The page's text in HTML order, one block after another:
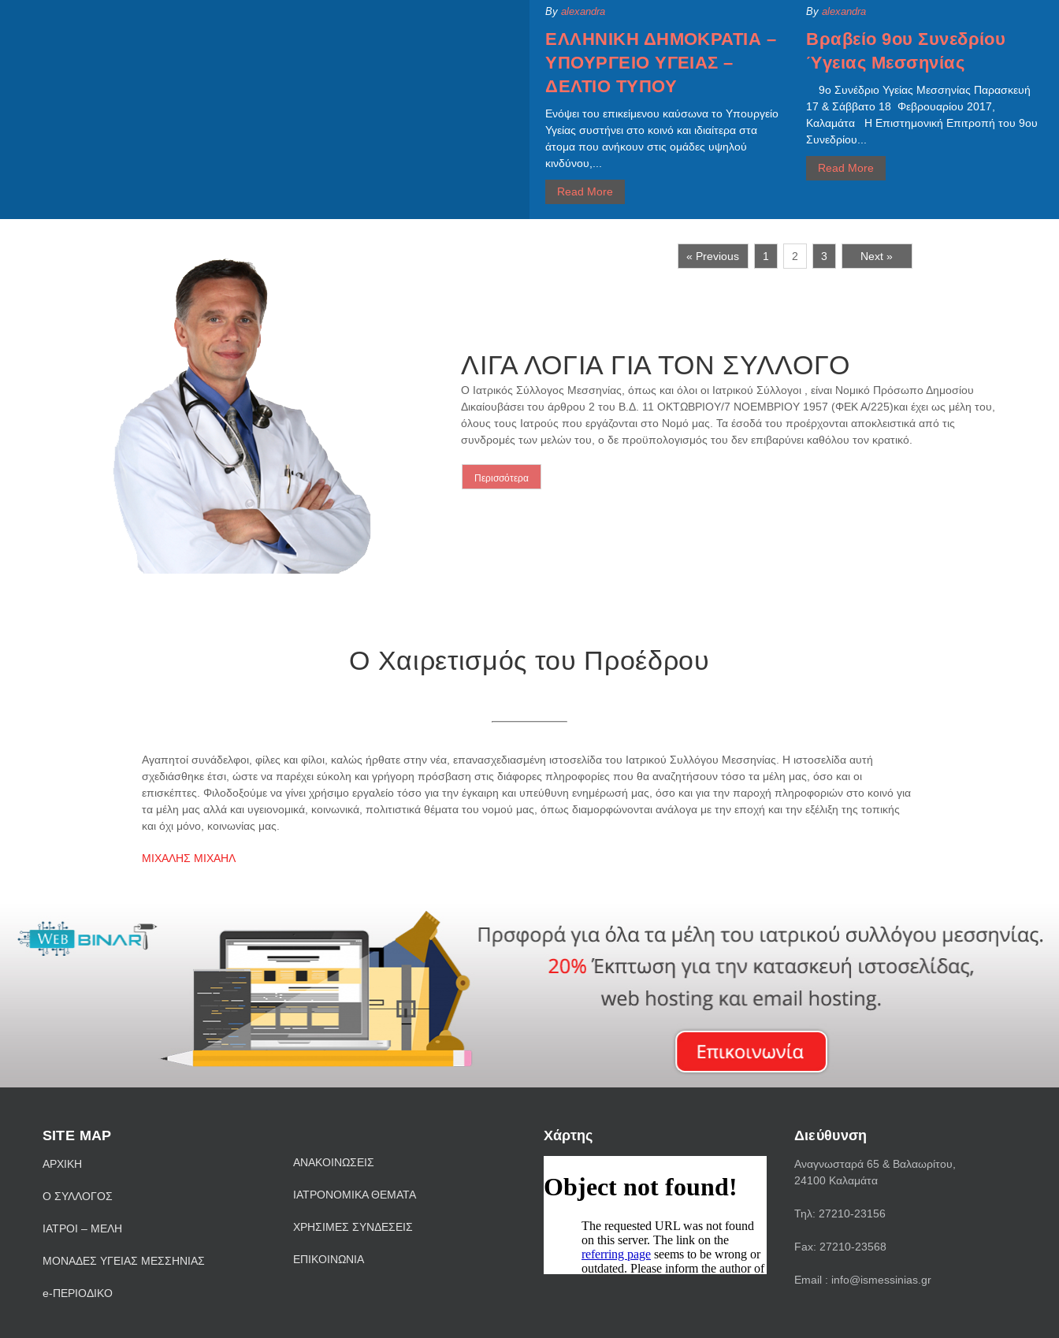
Byalexandra
ΕΛΛΗΝΙΚΗ ΔΗΜΟΚΡΑΤΙΑ –
ΥΠΟΥΡΓΕΙΟ ΥΓΕΙΑΣ –
ΔΕΛΤΙΟ ΤΥΠΟΥ
Ενόψει του επικείμενου καύσωνα το Υπουργείο
Υγείας συστήνει στο κοινό και ιδιαίτερα στα
άτομα που ανήκουν στις ομάδες υψηλού
κινδύνου,...
Read More
Byalexandra
Βραβείο 9ου Συνεδρίου
Ύγειας Μεσσηνίας
9ο Συνέδριο Υγείας Μεσσηνίας Παρασκευή
17 & Σάββατο 18 Φεβρουαρίου 2017,
Καλαμάτα Η Επιστημονική Επιτροπή του 9ου
Συνεδρίου...
Read More
« Previous 1 2 3 Next »
ΛΙΓΑ ΛΟΓΙΑ ΓΙΑ ΤΟΝ ΣΥΛΛΟΓΟ
Ο Ιατρικός Σύλλογος Μεσσηνίας, όπως και όλοι οι Ιατρικού Σύλλογοι , είναι Νομικό Πρόσωπο Δημοσίου
Δικαίουβάσει του άρθρου 2 του B.Δ. 11 OKTΩBPIOY/7 NOEMBPIOY 1957 (ΦEK A/225)και έχει ως μέλη του,
όλους τους Ιατρούς που εργάζονται στο Νομό μας. Τα έσοδά του προέρχονται αποκλειστικά από τις
συνδρομές των μελών του, ο δε προϋπολογισμός του δεν επιβαρύνει καθόλου τον κρατικό.
Περισσότερα
Ο Χαιρετισμός του Προέδρου
Αγαπητοί συνάδελφοι, φίλες και φίλοι, καλώς ήρθατε στην νέα, επανασχεδιασμένη ιστοσελίδα του Ιατρικού Συλλόγου Μεσσηνίας. Η ιστοσελίδα αυτή
σχεδιάσθηκε έτσι, ώστε να παρέχει εύκολη και γρήγορη πρόσβαση στις διάφορες πληροφορίες που θα αναζητήσουν τόσο τα μέλη μας, όσο και οι
επισκέπτες. Φιλοδοξούμε να γίνει χρήσιμο εργαλείο τόσο για την έγκαιρη και υπεύθυνη ενημέρωσή μας, όσο και για την παροχή πληροφοριών στο κοινό για
τα μέλη μας αλλά και υγειονομικά, κοινωνικά, πολιτιστικά θέματα του νομού μας, όπως διαμορφώνονται ανάλογα με την εποχή και την εξέλιξη της τοπικής
και όχι μόνο, κοινωνίας μας.
ΜΙΧΑΛΗΣ ΜΙΧΑΗΛ
SITE MAP
ΑΡΧΙΚΗ
Ο ΣΥΛΛΟΓΟΣ
ΙΑΤΡΟΙ – ΜΕΛΗ
ΜΟΝΑΔΕΣ ΥΓΕΙΑΣ ΜΕΣΣΗΝΙΑΣ
e-ΠΕΡΙΟΔΙΚΟ
ΑΝΑΚΟΙΝΩΣΕΙΣ
ΙΑΤΡΟΝΟΜΙΚΑ ΘΕΜΑΤΑ
ΧΡΗΣΙΜΕΣ ΣΥΝΔΕΣΕΙΣ
ΕΠΙΚΟΙΝΩΝΙΑ
Χάρτης Διεύθυνση
Αναγνωσταρά 65 & Bαλαωρίτου,
24100 Καλαμάτα
Τηλ: 27210-23156
Fax: 27210-23568
Email : info@ismessinias.gr